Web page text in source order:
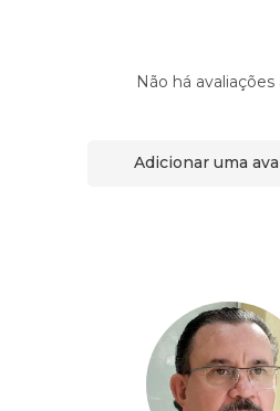
Não há avaliações
Adicionar uma